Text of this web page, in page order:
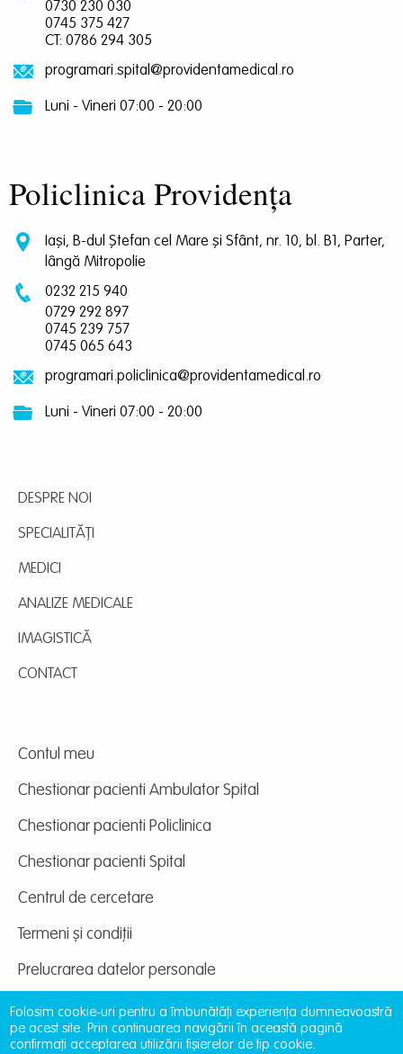
0730 230 030
0745 375 427
CT: 0786 294 305
programari.spital@providentamedical.ro
Luni - Vineri 07:00 - 20:00
Policlinica Providența
Iași, B-dul Ștefan cel Mare și Sfânt, nr. 10, bl. B1, Parter,
lângă Mitropolie
0232 215 940
0729 292 897
0745 239 757
0745 065 643
programari.policlinica@providentamedical.ro
Luni - Vineri 07:00 - 20:00
DESPRE NOI
SPECIALITĂȚI
MEDICI
ANALIZE MEDICALE
IMAGISTICĂ
CONTACT
Contul meu
Chestionar pacienti Ambulator Spital
Chestionar pacienti Policlinica
Chestionar pacienti Spital
Centrul de cercetare
Termeni și condiții
Prelucrarea datelor personale
Folosim cookie-uri pentru a îmbunătăți experiența dumneavoastră
pe acest site. Prin continuarea navigării în această pagină
confirmați acceptarea utilizării fișierelor de tip cookie.